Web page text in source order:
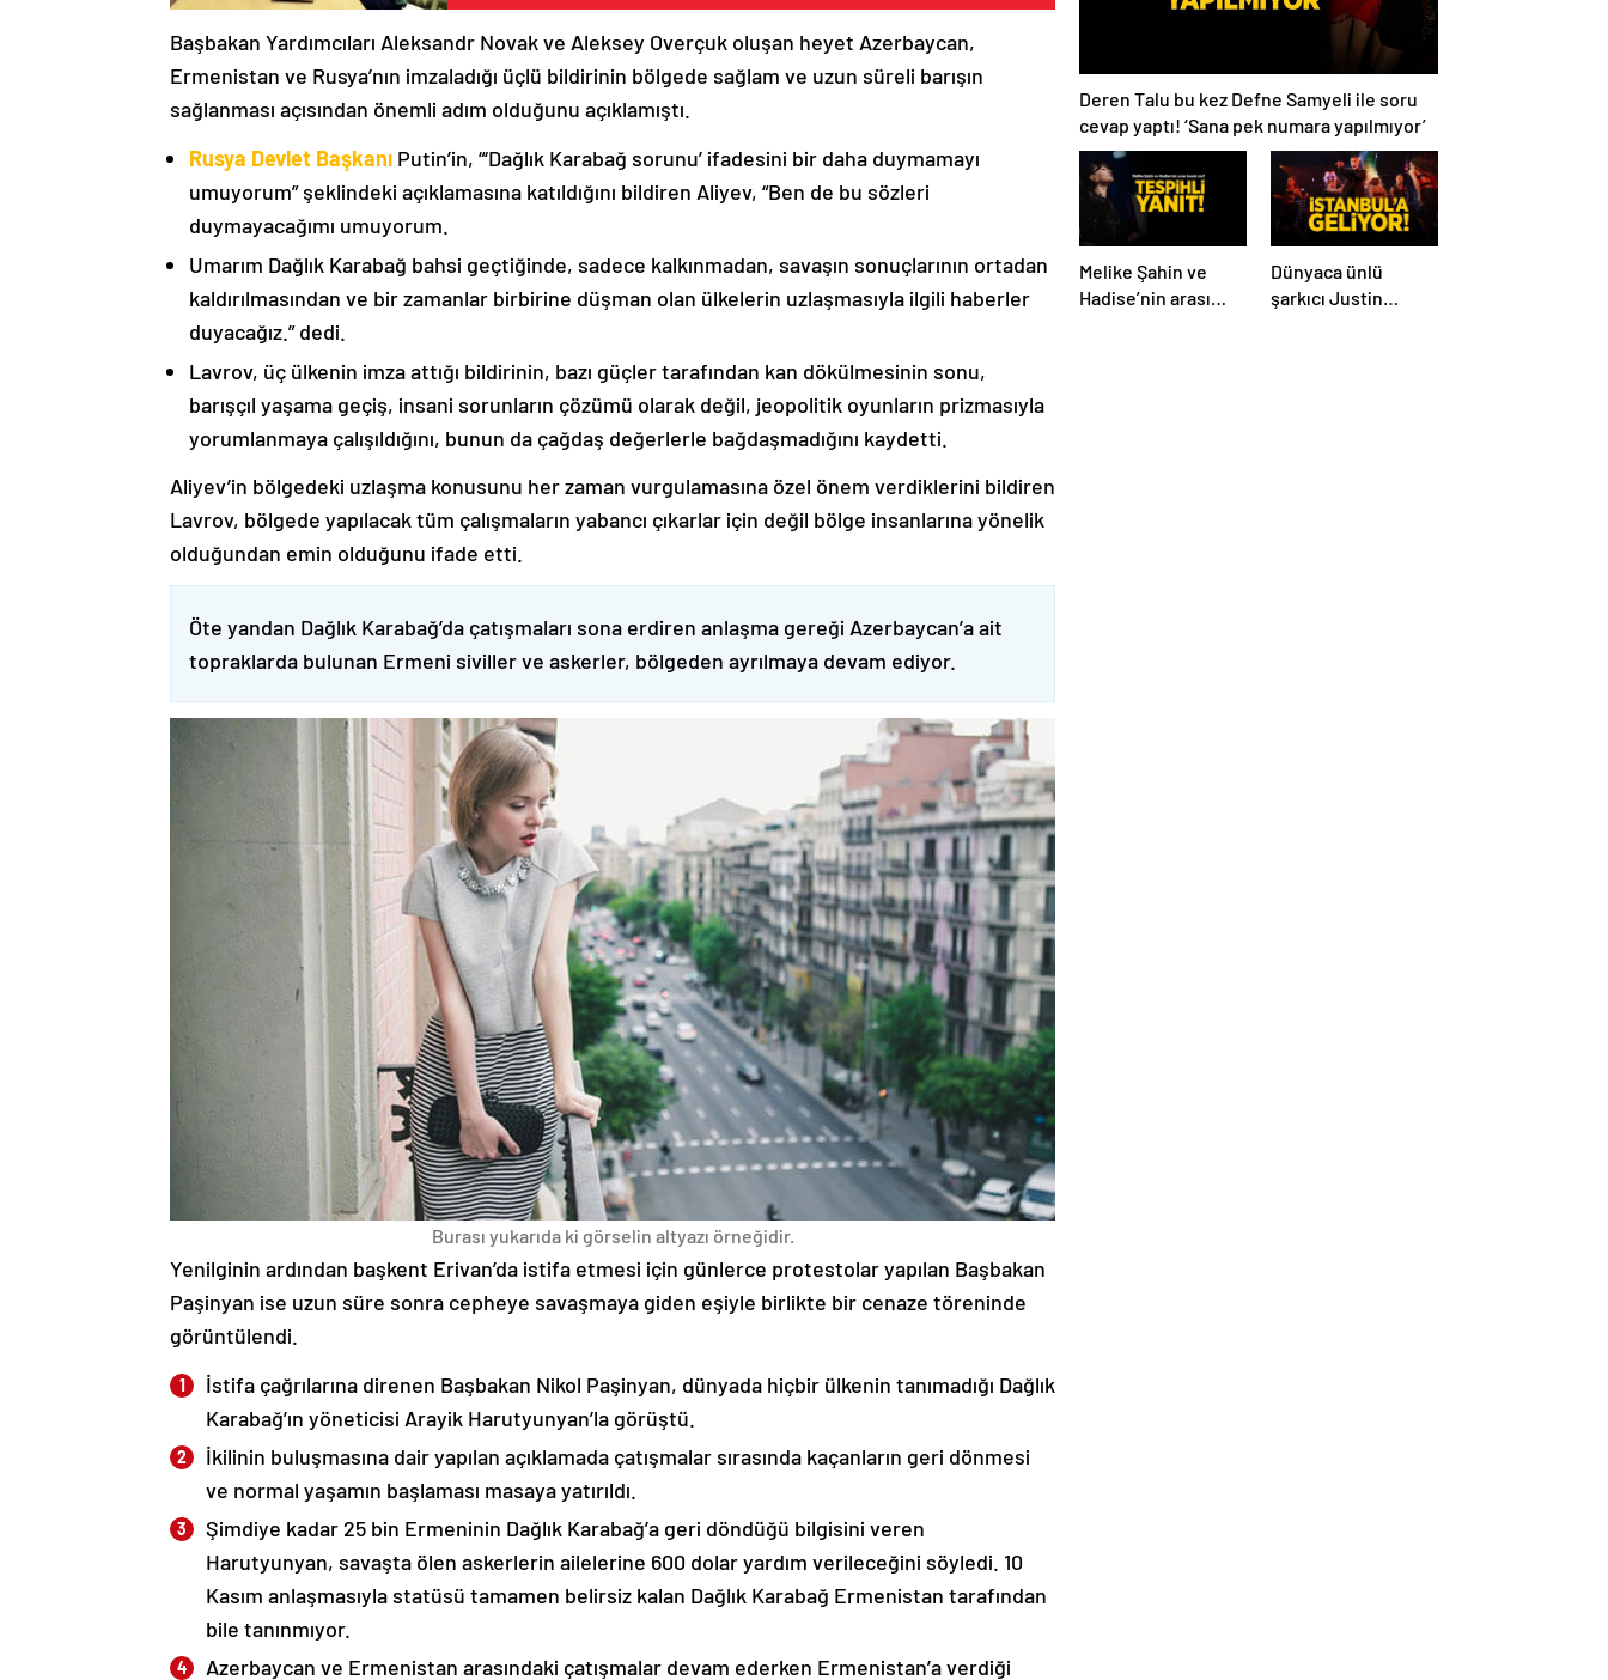
Başbakan Yardımcıları Aleksandr Novak ve Aleksey Overçuk oluşan heyet Azerbaycan,
Ermenistan ve Rusya’nın imzaladığı üçlü bildirinin bölgede sağlam ve uzun süreli barışın
sağlanması açısından önemli adım olduğunu açıklamıştı.
Rusya Devlet Başkanı Putin’in, “‘Dağlık Karabağ sorunu’ ifadesini bir daha duymamayı
umuyorum” şeklindeki açıklamasına katıldığını bildiren Aliyev, “Ben de bu sözleri
duymayacağımı umuyorum.
Umarım Dağlık Karabağ bahsi geçtiğinde, sadece kalkınmadan, savaşın sonuçlarının ortadan
kaldırılmasından ve bir zamanlar birbirine düşman olan ülkelerin uzlaşmasıyla ilgili haberler
duyacağız.” dedi.
Lavrov, üç ülkenin imza attığı bildirinin, bazı güçler tarafından kan dökülmesinin sonu,
barışçıl yaşama geçiş, insani sorunların çözümü olarak değil, jeopolitik oyunların prizmasıyla
yorumlanmaya çalışıldığını, bunun da çağdaş değerlerle bağdaşmadığını kaydetti.
Aliyev’in bölgedeki uzlaşma konusunu her zaman vurgulamasına özel önem verdiklerini bildiren
Lavrov, bölgede yapılacak tüm çalışmaların yabancı çıkarlar için değil bölge insanlarına yönelik
olduğundan emin olduğunu ifade etti.
Öte yandan Dağlık Karabağ’da çatışmaları sona erdiren anlaşma gereği Azerbaycan’a ait
topraklarda bulunan Ermeni siviller ve askerler, bölgeden ayrılmaya devam ediyor.
Burası yukarıda ki görselin altyazı örneğidir.
Yenilginin ardından başkent Erivan’da istifa etmesi için günlerce protestolar yapılan Başbakan
Paşinyan ise uzun süre sonra cepheye savaşmaya giden eşiyle birlikte bir cenaze töreninde
görüntülendi.
İstifa çağrılarına direnen Başbakan Nikol Paşinyan, dünyada hiçbir ülkenin tanımadığı Dağlık
Karabağ’ın yöneticisi Arayik Harutyunyan’la görüştü.
İkilinin buluşmasına dair yapılan açıklamada çatışmalar sırasında kaçanların geri dönmesi
ve normal yaşamın başlaması masaya yatırıldı.
Şimdiye kadar 25 bin Ermeninin Dağlık Karabağ’a geri döndüğü bilgisini veren
Harutyunyan, savaşta ölen askerlerin ailelerine 600 dolar yardım verileceğini söyledi. 10
Kasım anlaşmasıyla statüsü tamamen belirsiz kalan Dağlık Karabağ Ermenistan tarafından
bile tanınmıyor.
Azerbaycan ve Ermenistan arasındaki çatışmalar devam ederken Ermenistan’a verdiği
Deren Talu bu kez Defne Samyeli ile soru
cevap yaptı! ‘Sana pek numara yapılmıyor’
Melike Şahin ve
Hadise’nin arası
Dünyaca ünlü
şarkıcı Justin